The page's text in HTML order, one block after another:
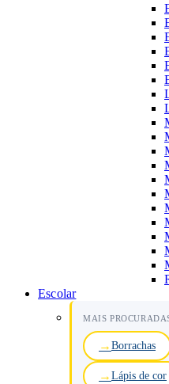
Escolar
MAIS
Borrachas
Lápis de cor